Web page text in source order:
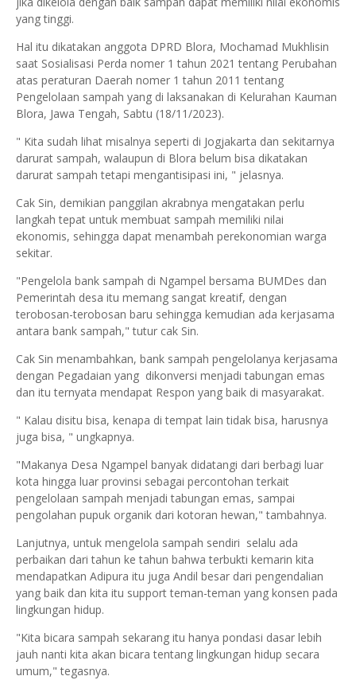
yang tinggi.
Hal itu dikatakan anggota DPRD Blora, Mochamad Mukhlisin
saat Sosialisasi Perda nomer 1 tahun 2021 tentang Perubahan
atas peraturan Daerah nomer 1 tahun 2011 tentang
Pengelolaan sampah yang di laksanakan di Kelurahan Kauman
Blora, Jawa Tengah, Sabtu (18/11/2023).
" Kita sudah lihat misalnya seperti di Jogjakarta dan sekitarnya
darurat sampah, walaupun di Blora belum bisa dikatakan
darurat sampah tetapi mengantisipasi ini, " jelasnya.
Cak Sin, demikian panggilan akrabnya mengatakan perlu
langkah tepat untuk membuat sampah memiliki nilai
ekonomis, sehingga dapat menambah perekonomian warga
sekitar.
"Pengelola bank sampah di Ngampel bersama BUMDes dan
Pemerintah desa itu memang sangat kreatif, dengan
terobosan-terobosan baru sehingga kemudian ada kerjasama
antara bank sampah," tutur cak Sin.
Cak Sin menambahkan, bank sampah pengelolanya kerjasama
dengan Pegadaian yang dikonversi menjadi tabungan emas
dan itu ternyata mendapat Respon yang baik di masyarakat.
" Kalau disitu bisa, kenapa di tempat lain tidak bisa, harusnya
juga bisa, " ungkapnya.
"Makanya Desa Ngampel banyak didatangi dari berbagi luar
kota hingga luar provinsi sebagai percontohan terkait
pengelolaan sampah menjadi tabungan emas, sampai
pengolahan pupuk organik dari kotoran hewan," tambahnya.
Lanjutnya, untuk mengelola sampah sendiri selalu ada
perbaikan dari tahun ke tahun bahwa terbukti kemarin kita
mendapatkan Adipura itu juga Andil besar dari pengendalian
yang baik dan kita itu support teman-teman yang konsen pada
lingkungan hidup.
"Kita bicara sampah sekarang itu hanya pondasi dasar lebih
jauh nanti kita akan bicara tentang lingkungan hidup secara
umum," tegasnya.